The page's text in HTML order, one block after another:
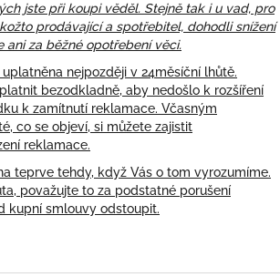
jste při koupi věděl. Stejně tak i u vad, pro
prodávající a spotřebitel, dohodli snížení
ani za běžné opotřebení věci.
nejpozději v 24měsíční lhůtě.
bezodkladně, aby nedošlo k rozšíření
k zamítnutí reklamace. Včasným
co se objeví, si můžete zajistit
reklamace.
teprve tehdy, když Vás o tom vyrozumíme.
považujte to za podstatné porušení
kupní smlouvy odstoupit.